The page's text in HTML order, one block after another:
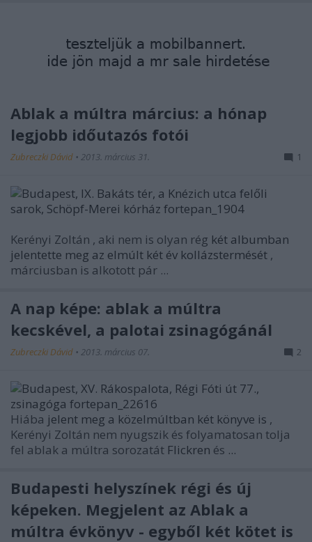
Ablak a múltra március: a hónap
legjobb időutazós fotói
Zubreczki Dávid • 2013. március 31. 1
Kerényi Zoltán , aki nem is olyan rég két albumban
jelentette meg az elmúlt két év kollázstermését ,
márciusban is alkotott pár ...
A nap képe: ablak a múltra
kecskével, a palotai zsinagógánál
Zubreczki Dávid • 2013. március 07. 2
Hiába jelent meg a közelmúltban két könyve is ,
Kerényi Zoltán nem nyugszik és folyamatosan tolja
fel ablak a múltra sorozatát Flickren és ...
Budapesti helyszínek régi és új
képeken. Megjelent az Ablak a
múltra évkönyv - egyből két kötet is